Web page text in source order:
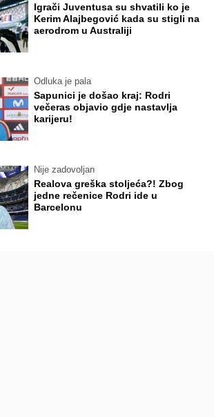
Igrači Juventusa su shvatili ko je
Kerim Alajbegović kada su stigli na
aerodrom u Australiji
Odluka je pala
Sapunici je došao kraj: Rodri
večeras objavio gdje nastavlja
karijeru!
Nije zadovoljan
Realova greška stoljeća?! Zbog
jedne rečenice Rodri ide u
Barcelonu